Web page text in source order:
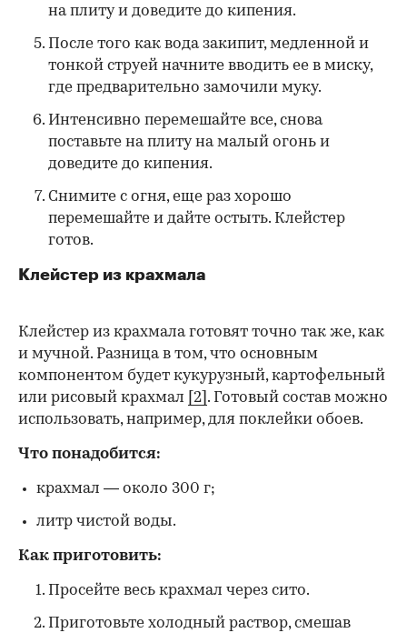
на плиту и доведите до кипения.
После того как вода закипит, медленной и
тонкой струей начните вводить ее в миску,
где предварительно замочили муку.
Интенсивно перемешайте все, снова
поставьте на плиту на малый огонь и
доведите до кипения.
Снимите с огня, еще раз хорошо
перемешайте и дайте остыть. Клейстер
готов.
Клейстер из крахмала
Клейстер из крахмала готовят точно так же, как
и мучной. Разница в том, что основным
компонентом будет кукурузный, картофельный
или рисовый крахмал
[2] . Готовый состав можно
использовать, например, для поклейки обоев.
Что понадобится:
крахмал — около 300 г;
литр чистой воды.
Как приготовить:
Просейте весь крахмал через сито.
Приготовьте холодный раствор, смешав